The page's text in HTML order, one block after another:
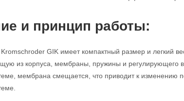
и принцип работы:
GIK имеет компактный размер и легкий
из корпуса, мембраны, пружины и регулирующего
мембрана смещается, что приводит к